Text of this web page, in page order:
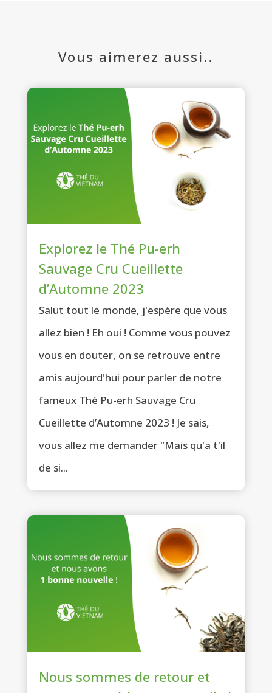
Vous aimerez aussi..
Explorez le Thé Pu-erh
Sauvage Cru Cueillette
d’Automne 2023
Salut tout le monde, j'espère que vous
allez bien ! Eh oui ! Comme vous pouvez
vous en douter, on se retrouve entre
amis aujourd'hui pour parler de notre
fameux Thé Pu-erh Sauvage Cru
Cueillette d’Automne 2023 ! Je sais,
vous allez me demander "Mais qu'a t'il
de si...
Nous sommes de retour et